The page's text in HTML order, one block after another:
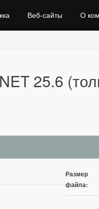
Веб‑сайты О
25.6
Размер
файла: